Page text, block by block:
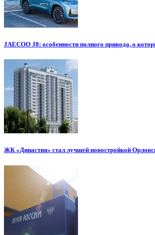
JAECOO J8: особенности полного привода, о
ЖК «Династия» стал лучшей новостройкой